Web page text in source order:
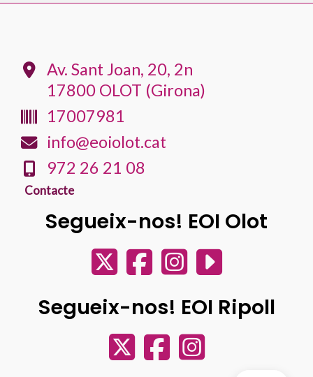
Av. Sant Joan, 20, 2n
17800 OLOT (Girona)
17007981
info@eoiolot.cat
972 26 21 08
Contacte
Segueix-nos! EOI Olot
Segueix-nos! EOI Ripoll